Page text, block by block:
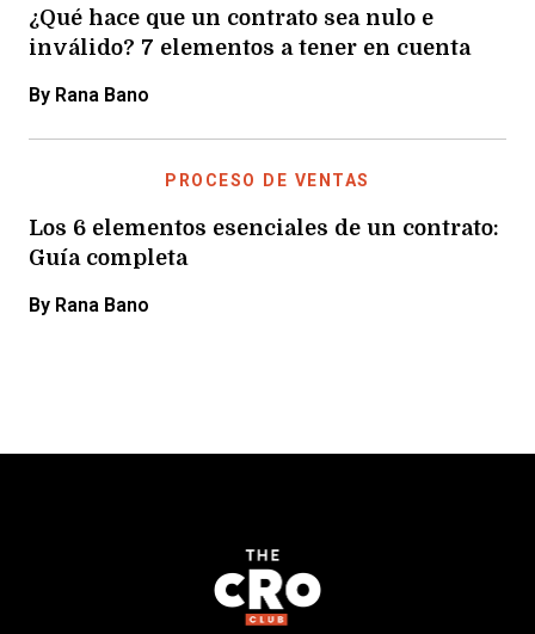
¿Qué hace que un contrato sea nulo e
inválido? 7 elementos a tener en cuenta
By Rana Bano
PROCESO DE VENTAS
Los 6 elementos esenciales de un contrato:
Guía completa
By Rana Bano